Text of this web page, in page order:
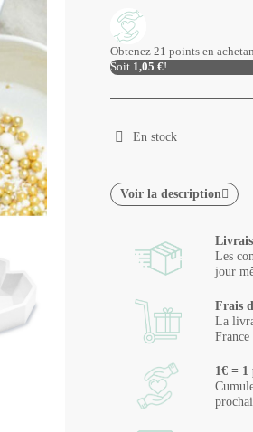
Obtenez 21 points en
Soit 1,05 €!
En stock
Voir la description
Les
jour
Frais
La
1€ =